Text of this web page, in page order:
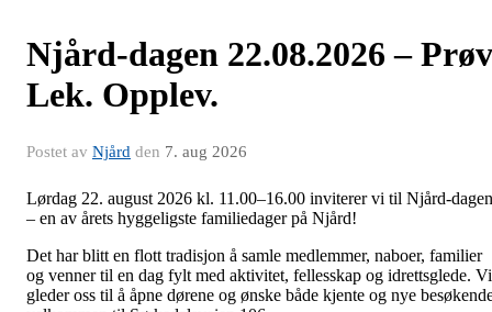
Njård-dagen 22.08.2026 –
Lek. Opplev.
Postet av Njård den 7. aug 2026
Lørdag 22. august 2026 kl. 11.00–16.00 inviterer vi til Njård-dagen
– en av årets hyggeligste familiedager på Njård!
Det har blitt en flott tradisjon å samle medlemmer, naboer, familier
og venner til en dag fylt med aktivitet, fellesskap og idrettsglede. Vi
gleder oss til å åpne dørene og ønske både kjente og nye